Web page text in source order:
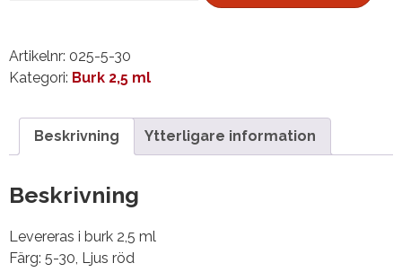
mängd
Artikelnr: 025-5-30
Kategori: Burk 2,5 ml
Beskrivning Ytterligare information
Beskrivning
Levereras i burk 2,5 ml
Färg: 5-30, Ljus röd